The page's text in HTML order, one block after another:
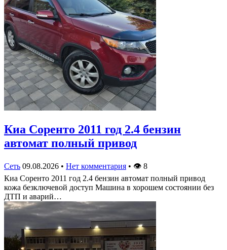
Киа Соренто 2011 год 2.4 бензин
автомат полный привод
Сеть 09.08.2026 • Нет комментария • 👁 8
Киа Соренто 2011 год 2.4 бензин автомат полный привод
кожа безключевой доступ Машина в хорошем состоянии без
ДТП и аварий…